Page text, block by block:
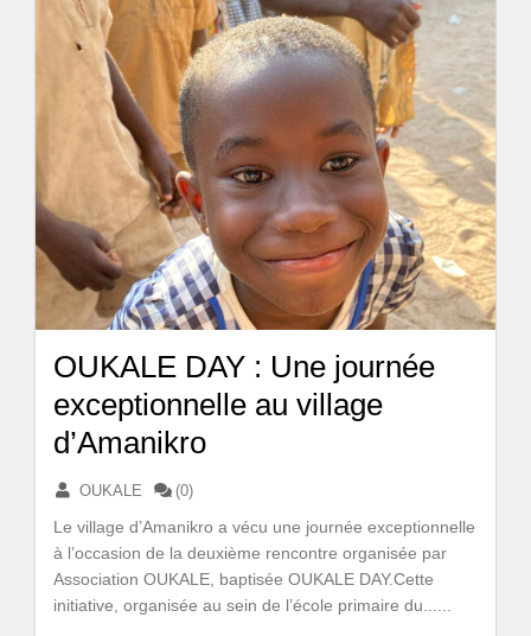
OUKALE DAY : Une journée
exceptionnelle au village
d’Amanikro
OUKALE (0)
Le village d’Amanikro a vécu une journée exceptionnelle
à l’occasion de la deuxième rencontre organisée par
Association OUKALE, baptisée OUKALE DAY.Cette
initiative, organisée au sein de l’école primaire du......